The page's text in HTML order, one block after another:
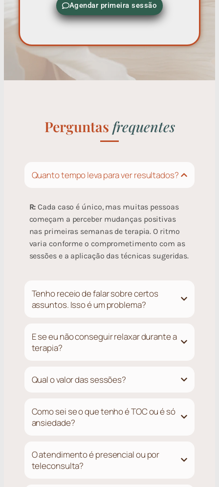
Agendar primeira sessão
Perguntas frequentes
Quanto tempo leva para ver resultados?
R:Cada caso é único, mas muitas pessoas
começam a perceber mudanças positivas
nas primeiras semanas de terapia. O ritmo
varia conforme o comprometimento com as
sessões e a aplicação das técnicas sugeridas.
Tenho receio de falar sobre certos
assuntos. Isso é um problema?
E se eu não conseguir relaxar durante a
terapia?
Qual o valor das sessões?
Como sei se o que tenho é TOC ou é só
ansiedade?
O atendimento é presencial ou por
teleconsulta?